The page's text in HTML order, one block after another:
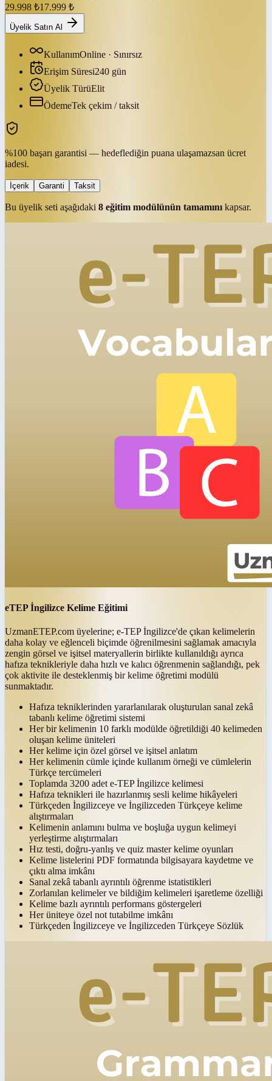
29.998 ₺17.999 ₺
Üyelik Satın Al
KullanımOnline · Sınırsız
Erişim Süresi240 gün
Üyelik TürüElit
ÖdemeTek çekim / taksit
%100 başarı garantisi — hedeflediğin puana ulaşamazsan ücret
iadesi.
İçerik Garanti Taksit
Bu üyelik seti aşağıdaki 8 eğitim modülünün tamamını kapsar.
eTEP İngilizce Kelime Eğitimi
UzmanETEP.com üyelerine; e-TEP İngilizce'de çıkan kelimelerin
daha kolay ve eğlenceli biçimde öğrenilmesini sağlamak amacıyla
zengin görsel ve işitsel materyallerin birlikte kullanıldığı ayrıca
hafıza teknikleriyle daha hızlı ve kalıcı öğrenmenin sağlandığı, pek
çok aktivite ile desteklenmiş bir kelime öğretimi modülü
sunmaktadır.
Hafıza tekniklerinden yararlanılarak oluşturulan sanal zekâ
tabanlı kelime öğretimi sistemi
Her bir kelimenin 10 farklı modülde öğretildiği 40 kelimeden
oluşan kelime üniteleri
Her kelime için özel görsel ve işitsel anlatım
Her kelimenin cümle içinde kullanım örneği ve cümlelerin
Türkçe tercümeleri
Toplamda 3200 adet e-TEP İngilizce kelimesi
Hafıza teknikleri ile hazırlanmış sesli kelime hikâyeleri
Türkçeden İngilizceye ve İngilizceden Türkçeye kelime
alıştırmaları
Kelimenin anlamını bulma ve boşluğa uygun kelimeyi
yerleştirme alıştırmaları
Hız testi, doğru-yanlış ve quiz master kelime oyunları
Kelime listelerini PDF formatında bilgisayara kaydetme ve
çıktı alma imkânı
Sanal zekâ tabanlı ayrıntılı öğrenme istatistikleri
Zorlanılan kelimeler ve bildiğim kelimeleri işaretleme özelliği
Kelime bazlı ayrıntılı performans göstergeleri
Her üniteye özel not tutabilme imkânı
Türkçeden İngilizceye ve İngilizceden Türkçeye Sözlük